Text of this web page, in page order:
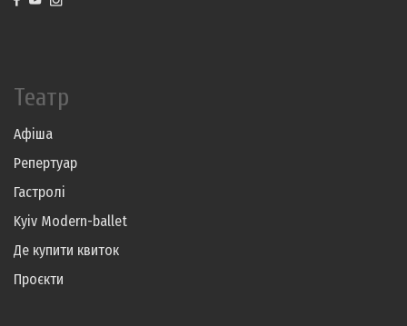
Театр
Афіша
Репертуар
Гастролі
Kyiv Modern-ballet
Де купити квиток
Проєкти